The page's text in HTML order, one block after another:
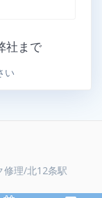
社まで
い
理/北12条駅